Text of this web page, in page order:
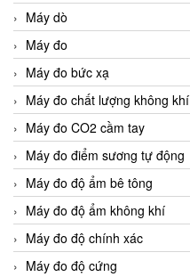
Máy dò
Máy đo
Máy đo bức xạ
Máy đo chất lượng không khí
Máy đo CO2 cầm tay
Máy đo điểm sương tự động
Máy đo độ ẩm bê tông
Máy đo độ ẩm không khí
Máy đo độ chính xác
Máy đo độ cứng